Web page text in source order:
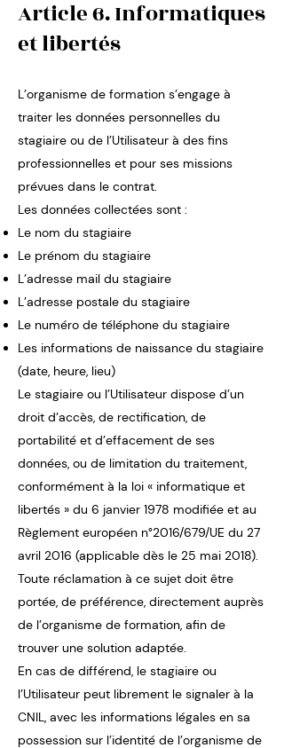
Article 6. Informatiques
et libertés
L’organisme de formation s’engage à
traiter les données personnelles du
stagiaire ou de l’Utilisateur à des fins
professionnelles et pour ses missions
prévues dans le contrat.
Les données collectées sont :
Le nom du stagiaire
Le prénom du stagiaire
L’adresse mail du stagiaire
L’adresse postale du stagiaire
Le numéro de téléphone du stagiaire
Les informations de naissance du stagiaire
(date, heure, lieu)
Le stagiaire ou l’Utilisateur dispose d’un
droit d’accès, de rectification, de
portabilité et d’effacement de ses
données, ou de limitation du traitement,
conformément à la loi « informatique et
libertés » du 6 janvier 1978 modifiée et au
Règlement européen n°2016/679/UE du 27
avril 2016 (applicable dès le 25 mai 2018).
Toute réclamation à ce sujet doit être
portée, de préférence, directement auprès
de l’organisme de formation, afin de
trouver une solution adaptée.
En cas de différend, le stagiaire ou
l’Utilisateur peut librement le signaler à la
CNIL, avec les informations légales en sa
possession sur l’identité de l’organisme de